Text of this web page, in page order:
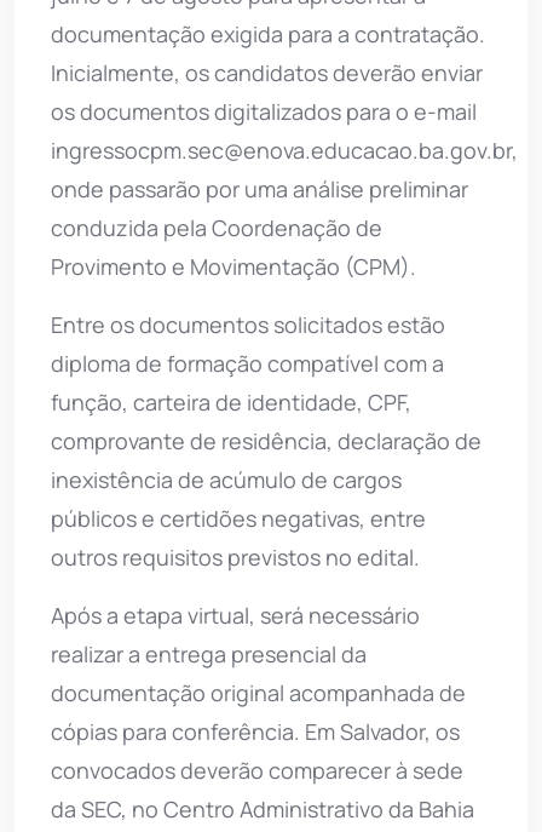
documentação exigida para a contratação.
Inicialmente, os candidatos deverão enviar
os documentos digitalizados para o e-mail
ingressocpm.sec@enova.educacao.ba.gov.br,
onde passarão por uma análise preliminar
conduzida pela Coordenação de
Provimento e Movimentação (CPM).
Entre os documentos solicitados estão
diploma de formação compatível com a
função, carteira de identidade, CPF,
comprovante de residência, declaração de
inexistência de acúmulo de cargos
públicos e certidões negativas, entre
outros requisitos previstos no edital.
Após a etapa virtual, será necessário
realizar a entrega presencial da
documentação original acompanhada de
cópias para conferência. Em Salvador, os
convocados deverão comparecer à sede
da SEC, no Centro Administrativo da Bahia